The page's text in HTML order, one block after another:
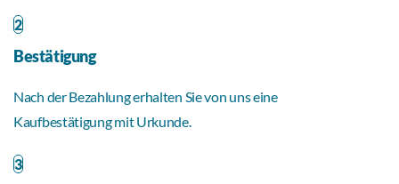
2
Bestätigung
Nach der Bezahlung erhalten Sie von uns eine
Kaufbestätigung mit Urkunde.
3